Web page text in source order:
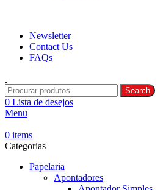
Newsletter
Contact Us
FAQs
Search
0 Lista de desejos
Menu
0 items
Categorias
Papelaria
Apontadores